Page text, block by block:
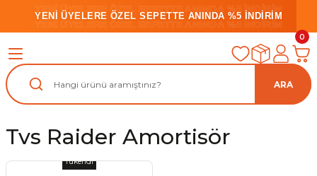
YENİ ÜYELERE ÖZEL SEPETTE ANINDA %5 İNDİRİM
YENİ ÜYELERE ÖZEL SEPETTE ANINDA %5 İNDİRİM
YENİ ÜYELERE ÖZEL SEPETTE ANINDA %5 İNDİRİM
ARA
0
Tvs Raider Amortisör
Tükendi